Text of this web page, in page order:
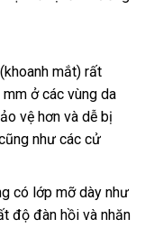
mắt) rất
ở các vùng da
vệ hơn và dễ bị
như các cử
có lớp mỡ dày như
độ đàn hồi và nhăn